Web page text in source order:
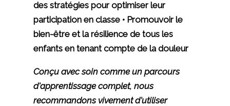
des stratégies pour optimiser leur
participation en classe • Promouvoir le
bien-être et la résilience de tous les
enfants en tenant compte de la douleur
Conçu avec soin comme un parcours
d'apprentissage complet, nous
recommandons vivement d'utiliser